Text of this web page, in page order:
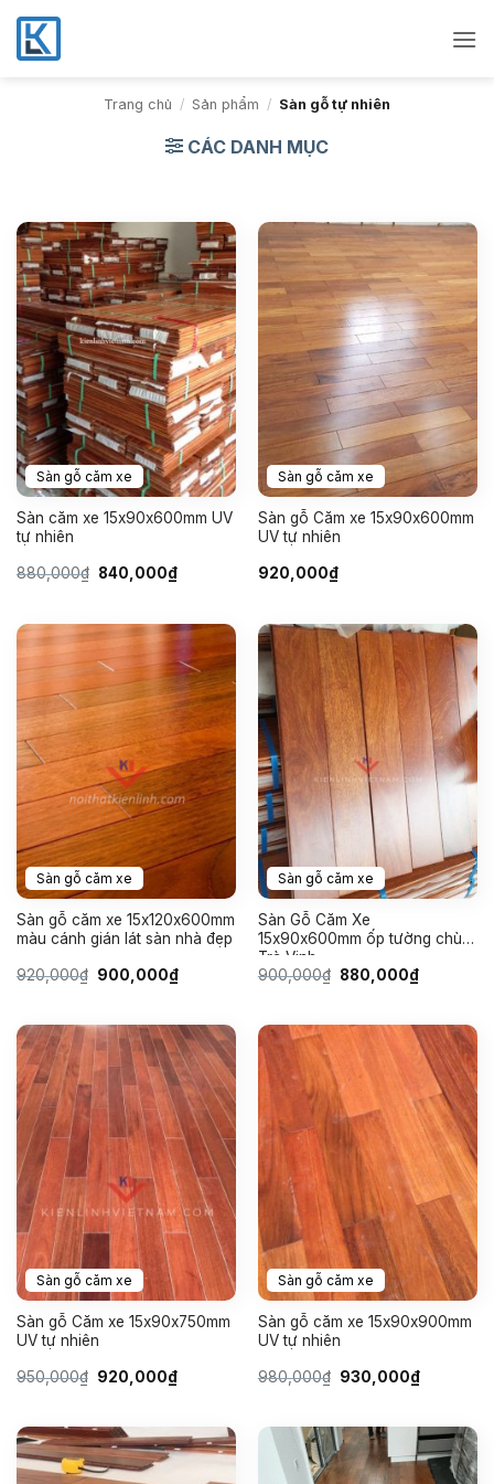
Bỏ
qua
nội
Trang chủ / Sản phẩm / Sàn gỗ tự nhiên
CÁC DANH MỤC
Sàn gỗ căm xe
Sàn căm xe 15x90x600mm UV
tự nhiên
880,000₫ Giá
840,000₫Giá
hiện
840,000₫.
Sàn gỗ căm xe
Sàn gỗ Căm xe 15x90x600mm
UV tự nhiên
920,000₫
Sàn gỗ căm xe
Sàn gỗ căm xe 15x120x600mm
màu cánh gián lát sàn nhà đẹp
920,000₫ Giá
900,000₫Giá
hiện
900,000₫.
Sàn gỗ căm xe
Sàn Gỗ Căm Xe
15x90x600mm ốp tường chùa
Trà Vinh
900,000₫ Giá
880,000₫Giá
hiện
880,000₫.
Sàn gỗ căm xe
Sàn gỗ Căm xe 15x90x750mm
UV tự nhiên
950,000₫ Giá
920,000₫Giá
hiện
920,000₫.
Sàn gỗ căm xe
Sàn gỗ căm xe 15x90x900mm
UV tự nhiên
980,000₫ Giá
930,000₫Giá
hiện
930,000₫.